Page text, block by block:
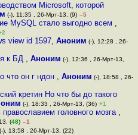
Microsoft, которой
(-), 11:35 , 26-Мрт-13, (9) –5
MySQL стало выгодно всем ,
view id 1597, Аноним (-), 12:28 , 26-
к БД ,Аноним (-), 12:36 , 26-Мрт-13,
что он г ндон , Аноним (-), 18:58 , 26-
кретин Но что бы до такого
(-), 18:33 , 26-Мрт-13, (36) +1
головного мозга ,
(48) –1
(-), 13:58 , 26-Мрт-13, (22)